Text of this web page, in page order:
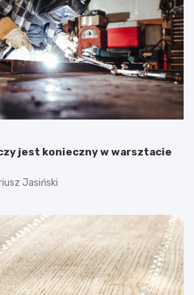
jest konieczny w warsztacie
Jasiński